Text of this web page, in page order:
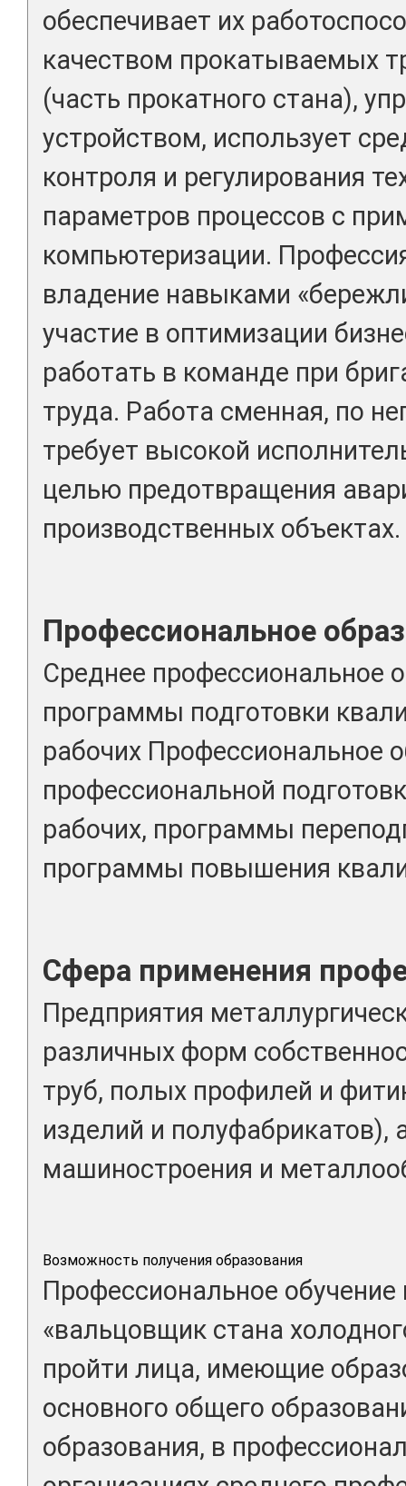
обеспечивает их
качеством прокатываемых
(часть прокатного стана),
устройством, использует
контроля и регулирования
параметров процессов с
компьютеризации.
владение навыками
участие в оптимизации
работать в команде при
труда. Работа сменная, по
требует высокой
целью предотвращения
производственных объектах.
Профессиональное
Среднее профессиональное
программы подготовки
рабочих Профессиональное
профессиональной
рабочих, программы
программы повышения
Сфера применения
Предприятия
различных форм
труб, полых профилей и
изделий и полуфабрикатов),
машиностроения и
Возможность получения образования
Профессиональное
«вальцовщик стана
пройти лица, имеющие
основного общего
образования, в